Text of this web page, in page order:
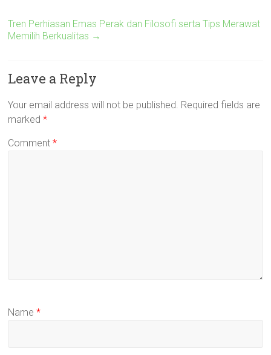
Tren Perhiasan Emas Perak dan Filosofi serta Tips Merawat
Memilih Berkualitas →
Leave a Reply
Your email address will not be published. Required fields are
marked*
Comment*
Name*